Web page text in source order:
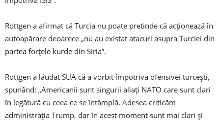
Röttgen a afirmat că Turcia nu poate pretinde că acționează în
autoapărare deoarece „nu au existat atacuri asupra Turciei din
partea forțele kurde din Siria”.
Röttgen a lăudat SUA că a vorbit împotriva ofensivei turcești,
spunând: „Americanii sunt singurii aliați NATO care sunt clari
în legătură cu ceea ce se întâmplă. Adesea criticăm
administrația Trump, dar în acest moment sunt mai clari și